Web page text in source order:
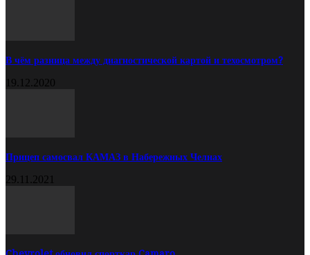
В чём разница между диагностической картой и техосмотром?
19.12.2020
Прицеп самосвал КАМАЗ в Набережных Челнах
29.11.2021